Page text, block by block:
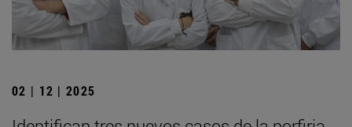
02 | 12 | 2025